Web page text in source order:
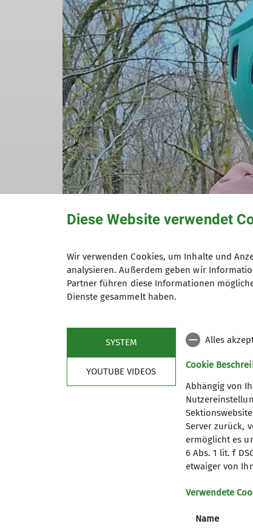
Diese Website verwendet
Wir verwenden Cookies, um Inhalte und
analysieren. Außerdem geben wir
Partner führen diese Informationen
Dienste gesammelt haben.
SYSTEM
YOUTUBE VIDEOS
Alles
Cookie
Abhängig von
Server zurück,
ermöglicht es
6 Abs. 1 lit. f
etwaiger von
Verwendete
Name